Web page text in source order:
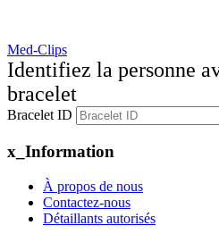
Med-Clips
Identifiez la personne
bracelet
Bracelet ID
x_Information
À propos de nous
Contactez-nous
Détaillants autorisés